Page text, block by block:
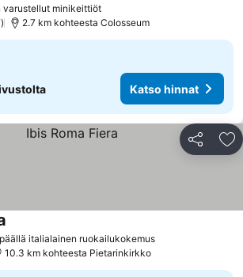
varustellut minikeittiöt
2.7 km kohteesta Colosseum
Katso hinnat
Jaa
italialainen ruokailukokemus
10.3 km kohteesta Pietarinkirkko